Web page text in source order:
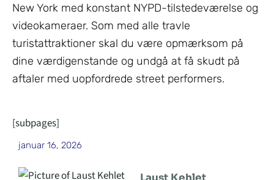
New York med konstant NYPD-tilstedeværelse og
videokameraer. Som med alle travle
turistattraktioner skal du være opmærksom på
dine værdigenstande og undgå at få skudt på
aftaler med uopfordrede street performers.
[subpages]
januar 16, 2026